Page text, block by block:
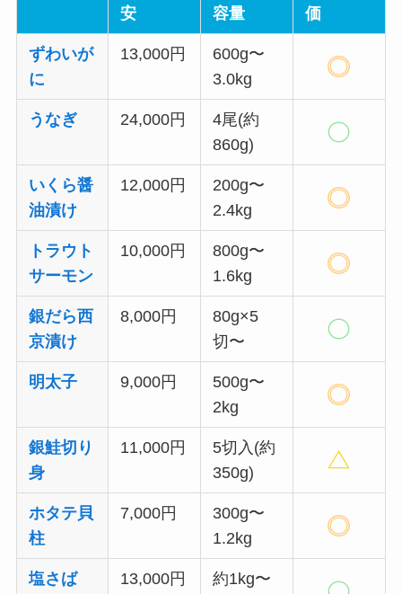
安
容量
価
ずわいが
に
13,000円
600g〜
3.0kg
うなぎ 24,000円
4尾(約
860g)
いくら醤
油漬け
12,000円
200g〜
2.4kg
トラウト
サーモン
10,000円
800g〜
1.6kg
銀だら西
京漬け
8,000円
80g×5
切〜
明太子 9,000円
500g〜
2kg
銀鮭切り
身
11,000円
5切入(約
350g)
ホタテ貝
柱
7,000円
300g〜
1.2kg
塩さば 13,000円
約1kg〜